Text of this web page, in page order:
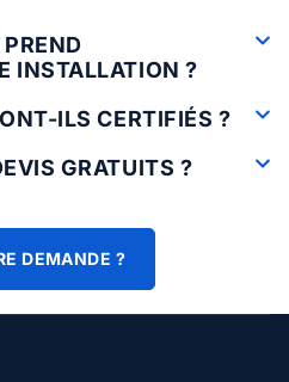
INSTALLATION ?
ILS CERTIFIÉS ?
GRATUITS ?
DEMANDE ?